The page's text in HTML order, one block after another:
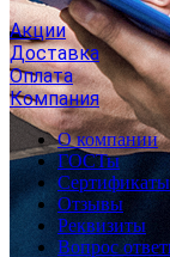
Акции
Доставка
Оплата
Компания
О компании
ГОСТы
Сертификаты
Отзывы
Реквизиты
Вопрос